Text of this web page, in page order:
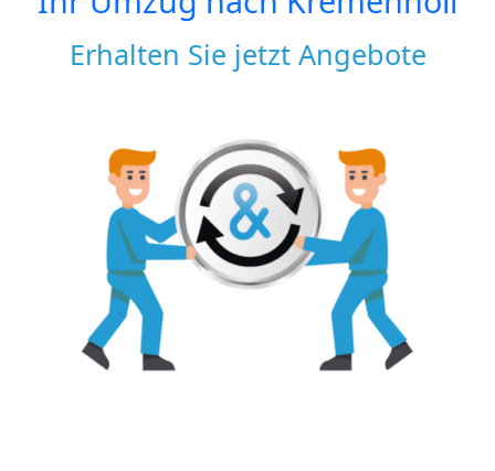
Erhalten Sie jetzt Angebote